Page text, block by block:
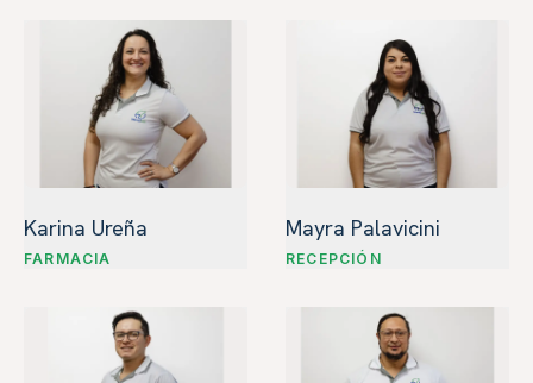
Karina Ureña
FARMACIA
Mayra Palavicini
RECEPCIÓN